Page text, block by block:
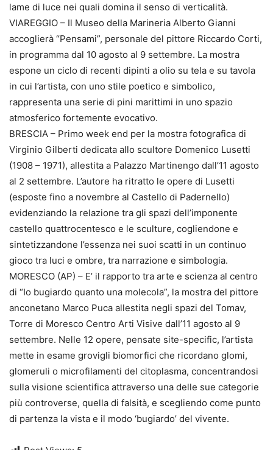
lame di luce nei quali domina il senso di verticalità.
VIAREGGIO – Il Museo della Marineria Alberto Gianni
accoglierà “Pensami”, personale del pittore Riccardo Corti,
in programma dal 10 agosto al 9 settembre. La mostra
espone un ciclo di recenti dipinti a olio su tela e su tavola
in cui l’artista, con uno stile poetico e simbolico,
rappresenta una serie di pini marittimi in uno spazio
atmosferico fortemente evocativo.
BRESCIA – Primo week end per la mostra fotografica di
Virginio Gilberti dedicata allo scultore Domenico Lusetti
(1908 – 1971), allestita a Palazzo Martinengo dall’11 agosto
al 2 settembre. L’autore ha ritratto le opere di Lusetti
(esposte fino a novembre al Castello di Padernello)
evidenziando la relazione tra gli spazi dell’imponente
castello quattrocentesco e le sculture, cogliendone e
sintetizzandone l’essenza nei suoi scatti in un continuo
gioco tra luci e ombre, tra narrazione e simbologia.
MORESCO (AP) – E’ il rapporto tra arte e scienza al centro
di “Io bugiardo quanto una molecola”, la mostra del pittore
anconetano Marco Puca allestita negli spazi del Tomav,
Torre di Moresco Centro Arti Visive dall’11 agosto al 9
settembre. Nelle 12 opere, pensate site-specific, l’artista
mette in esame grovigli biomorfici che ricordano glomi,
glomeruli o microfilamenti del citoplasma, concentrandosi
sulla visione scientifica attraverso una delle sue categorie
più controverse, quella di falsità, e scegliendo come punto
di partenza la vista e il modo ‘bugiardo’ del vivente.